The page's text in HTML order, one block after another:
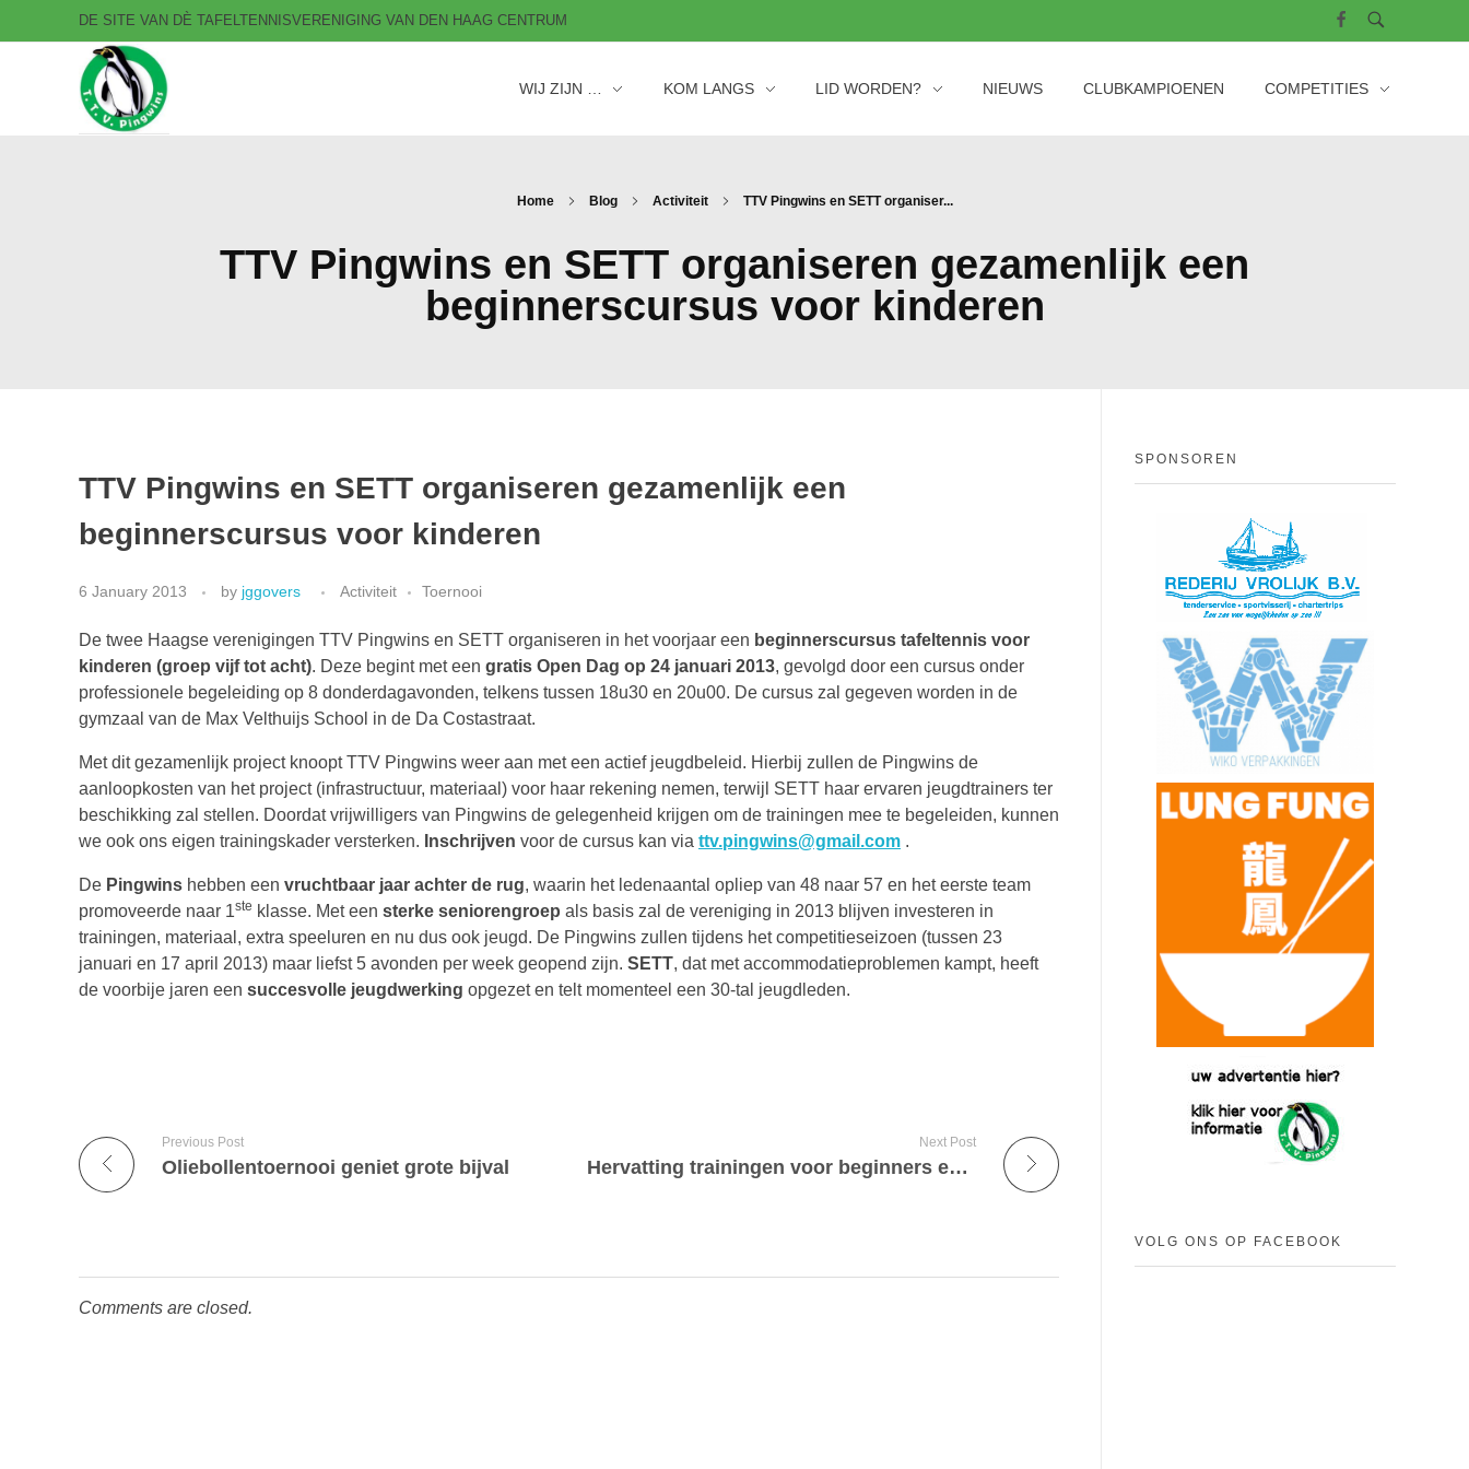
DE SITE VAN DÈ TAFELTENNISVERENIGING VAN DEN HAAG CENTRUM
WIJ ZIJN … KOM LANGS LID WORDEN? NIEUWS CLUBKAMPIOENEN COMPETITIES
Home Blog Activiteit TTV Pingwins en SETT organiser...
TTV Pingwins en SETT organiseren gezamenlijk een
beginnerscursus voor kinderen
TTV Pingwins en SETT organiseren gezamenlijk een
beginnerscursus voor kinderen
6 January 2013 by jggovers Activiteit Toernooi
De twee Haagse verenigingen TTV Pingwins en SETT organiseren in het voorjaar een beginnerscursus tafeltennis voor
kinderen (groep vijf tot acht). Deze begint met een gratis Open Dag op 24 januari 2013, gevolgd door een cursus onder
professionele begeleiding op 8 donderdagavonden, telkens tussen 18u30 en 20u00. De cursus zal gegeven worden in de
gymzaal van de Max Velthuijs School in de Da Costastraat.
Met dit gezamenlijk project knoopt TTV Pingwins weer aan met een actief jeugdbeleid. Hierbij zullen de Pingwins de
aanloopkosten van het project (infrastructuur, materiaal) voor haar rekening nemen, terwijl SETT haar ervaren jeugdtrainers ter
beschikking zal stellen. Doordat vrijwilligers van Pingwins de gelegenheid krijgen om de trainingen mee te begeleiden, kunnen
we ook ons eigen trainingskader versterken. Inschrijven voor de cursus kan via ttv.pingwins@gmail.com .
De Pingwins hebben een vruchtbaar jaar achter de rug, waarin het ledenaantal opliep van 48 naar 57 en het eerste team
promoveerde naar 1ste klasse. Met een sterke seniorengroep als basis zal de vereniging in 2013 blijven investeren in
trainingen, materiaal, extra speeluren en nu dus ook jeugd. De Pingwins zullen tijdens het competitieseizoen (tussen 23
januari en 17 april 2013) maar liefst 5 avonden per week geopend zijn. SETT, dat met accommodatieproblemen kampt, heeft
de voorbije jaren een succesvolle jeugdwerking opgezet en telt momenteel een 30-tal jeugdleden.
Previous Post
Oliebollentoernooi geniet grote bijval
Next Post
Hervatting trainingen voor beginners en gevorderden – Resumption training sessions for beginners and advanced players
Comments are closed.
SPONSOREN
VOLG ONS OP FACEBOOK